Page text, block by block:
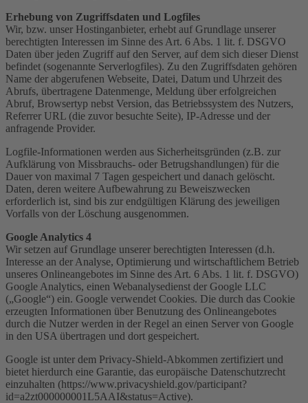
Erhebung von Zugriffsdaten und Logfiles
Wir, bzw. unser Hostinganbieter, erhebt auf Grundlage unserer
berechtigten Interessen im Sinne des Art. 6 Abs. 1 lit. f. DSGVO
Daten über jeden Zugriff auf den Server, auf dem sich dieser Dienst
befindet (sogenannte Serverlogfiles). Zu den Zugriffsdaten gehören
Name der abgerufenen Webseite, Datei, Datum und Uhrzeit des
Abrufs, übertragene Datenmenge, Meldung über erfolgreichen
Abruf, Browsertyp nebst Version, das Betriebssystem des Nutzers,
Referrer URL (die zuvor besuchte Seite), IP-Adresse und der
anfragende Provider.
Logfile-Informationen werden aus Sicherheitsgründen (z.B. zur
Aufklärung von Missbrauchs- oder Betrugshandlungen) für die
Dauer von maximal 7 Tagen gespeichert und danach gelöscht.
Daten, deren weitere Aufbewahrung zu Beweiszwecken
erforderlich ist, sind bis zur endgültigen Klärung des jeweiligen
Vorfalls von der Löschung ausgenommen.
Google Analytics 4
Wir setzen auf Grundlage unserer berechtigten Interessen (d.h.
Interesse an der Analyse, Optimierung und wirtschaftlichem Betrieb
unseres Onlineangebotes im Sinne des Art. 6 Abs. 1 lit. f. DSGVO)
Google Analytics, einen Webanalysedienst der Google LLC
(„Google“) ein. Google verwendet Cookies. Die durch das Cookie
erzeugten Informationen über Benutzung des Onlineangebotes
durch die Nutzer werden in der Regel an einen Server von Google
in den USA übertragen und dort gespeichert.
Google ist unter dem Privacy-Shield-Abkommen zertifiziert und
bietet hierdurch eine Garantie, das europäische Datenschutzrecht
einzuhalten (https://www.privacyshield.gov/participant?
id=a2zt000000001L5AAI&status=Active).